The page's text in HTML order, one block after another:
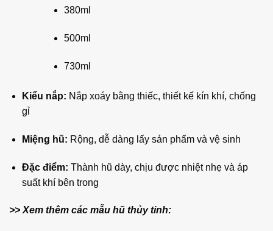
380ml
500ml
730ml
Kiểu nắp: Nắp xoáy bằng thiếc, thiết kế kín khí, chống
gỉ
Miệng hũ: Rộng, dễ dàng lấy sản phẩm và vệ sinh
Đặc điểm: Thành hũ dày, chịu được nhiệt nhẹ và áp
suất khí bên trong
>> Xem thêm các mẫu hũ thủy tinh: